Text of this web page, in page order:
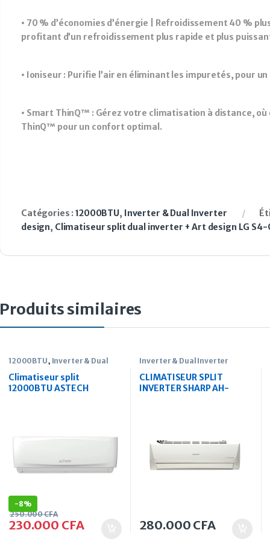
• 70 % d’économies d’énergie | Refroidissement 40 %
profitant d’un refroidissement plus rapide et plus
• Ioniseur : Purifie l’air en éliminant les impuretés, pour
• Smart ThinQ™ : Gérez votre climatisation à distance, où
ThinQ™ pour un confort optimal.
Catégories :12000BTU, Inverter & Dual Inverter
design, Climatiseur split dual inverter + Art design LG S4-
Produits similaires
12000BTU, Inverter & Dual
Climatiseur split
12000BTU ASTECH
-8%
230.000 CFA
250.000CFA
Inverter & Dual Inverter
CLIMATISEUR SPLIT
INVERTER SHARP AH-
280.000 CFA